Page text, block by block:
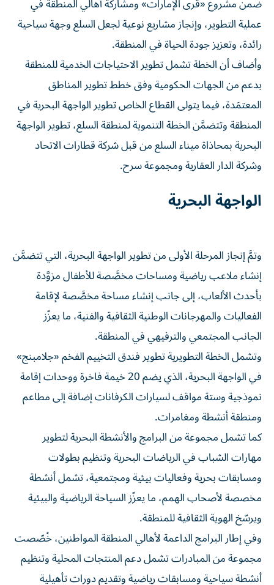
عملية التطوير، وإنجاز مشاريع نوعية لجعل السلع وجهة سياحية
رائدة، وتعزيز جودة الحياة في المنطقة.
وأضاف أن الخطة تشمل تطوير الاحتياجات الخدمية للمنطقة
بدعم من الجهات الحكومية وفق خطط تطوير المناطق
المعتمَدة، فيما يتولى القطاع الخاص تطوير الواجهة البحرية في
المنطقة وتتضمَّن الخطة التنموية لمنطقة السلع، تطوير الواجهة
البحرية بمحاذاة ميناء السلع من قبل شركة قطارات الاتحاد
وشركة الدار العقارية ومجموعة سرح.
الواجهة البحرية
وتمَّ إنجاز المرحلة الأولى من تطوير الواجهة البحرية، التي تتضمَّن
إنشاء ملاعب رياضية ومساحات مخصَّصة للأطفال مزوَّدة
بأحدث الألعاب، إلى جانب إنشاء مساحة مخصَّصة لإقامة
الفعاليات والمهرجانات الوطنية الثقافية والفنية، ما يعزّز
الجانب المجتمعي والترفيهي في المنطقة.
وتشمل الخطة التطويرية تطوير فندق التخييم الفخم «جلامبنج»
في الواجهة البحرية، الذي يضم 20 خيمة فاخرة ووحدات إقامة
نموذجية وستة مواقف لسيارات الكرفانات إضافة إلى مطاعم
ومنطقة أنشطة ومغامرات.
كما تشمل مجموعة من البرامج والأنشطة البحرية لتطوير
مهارات الشباب في الرياضات البحرية وتنظيم بطولات
ومسابقات بحرية وفعاليات بيئية ومجتمعية، تشمل أنشطة
مخصصة لأصحاب الهمم، ما يعزّز السياحة الرياضية والبيئية
ويرسّخ الهوية الثقافية للمنطقة.
وفي إطار البرامج الداعمة لأهالي المنطقة المواطنين، خُصّصت
مجموعة من المبادرات تشمل دعم المنتجات المحلية وتنظيم
أنشطة سياحية ومسابقات رياضية وتقديم دورات تأهيلية